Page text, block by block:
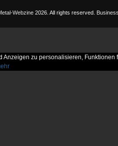
Webzine 2026. All rights reserved.
Anzeigen zu personalisieren,